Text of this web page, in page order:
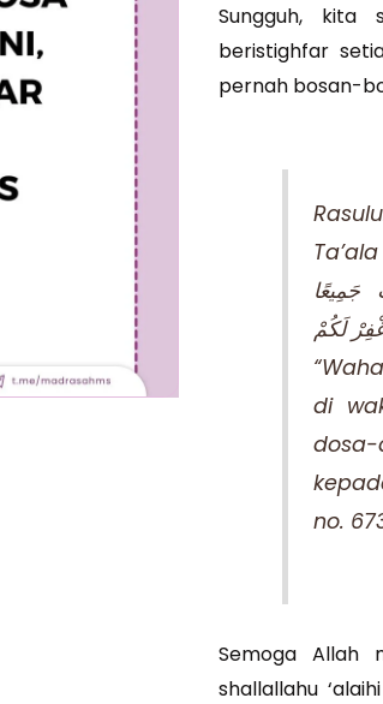
Sungguh, kita
beristighfar
pernah bosan-
جَمِيعًا
لَكُمْ
di
no.
Semoga Allah
shallallahu